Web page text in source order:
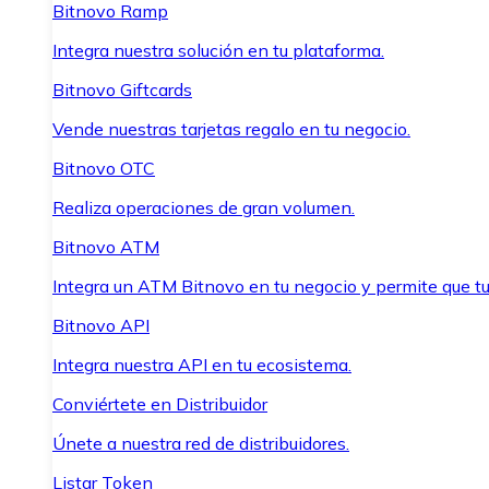
Bitnovo Ramp
Integra nuestra solución en tu plataforma.
Bitnovo Giftcards
Vende nuestras tarjetas regalo en tu negocio.
Bitnovo OTC
Realiza operaciones de gran volumen.
Bitnovo ATM
Integra un ATM Bitnovo en tu negocio y permite que
Bitnovo API
Integra nuestra API en tu ecosistema.
Conviértete en Distribuidor
Únete a nuestra red de distribuidores.
Listar Token